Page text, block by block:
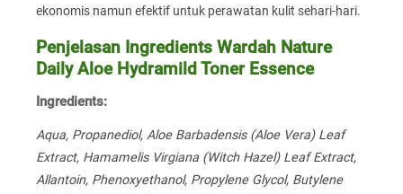
ekonomis namun efektif untuk perawatan kulit sehari-hari.
Penjelasan Ingredients Wardah Nature
Daily Aloe Hydramild Toner Essence
Ingredients:
Aqua, Propanediol, Aloe Barbadensis (Aloe Vera) Leaf
Extract, Hamamelis Virgiana (Witch Hazel) Leaf Extract,
Allantoin, Phenoxyethanol, Propylene Glycol, Butylene